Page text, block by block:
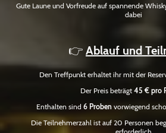
Gute Laune und Vorfreude auf spannende
dabei
👉 Ablauf und
Den Treffpunkt erhaltet ihr mit der
Der Preis beträgt 45 € pro
Enthalten sind 6 Probenvorwiegend
Die Teilnehmerzahl ist auf 20 Personen